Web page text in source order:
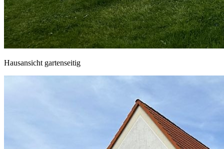
Hausansicht gartenseitig